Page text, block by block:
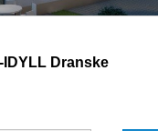
IDYLL Dranske